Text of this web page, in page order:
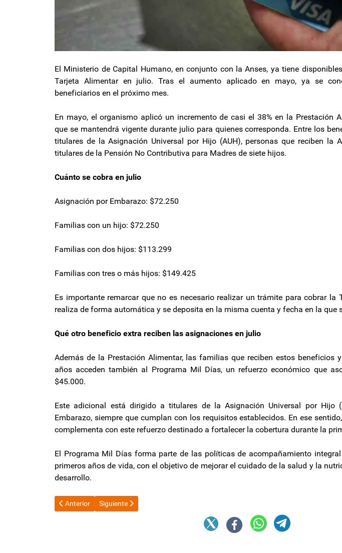
El Ministerio de Capital Humano, en conjunto con la Anses, ya tiene
Tarjeta Alimentar en julio. Tras el aumento aplicado en mayo, ya se
beneficiarios en el próximo mes.
En mayo, el organismo aplicó un incremento de casi el 38% en la Prestación
que se mantendrá vigente durante julio para quienes corresponda. Entre los
titulares de la Asignación Universal por Hijo (AUH), personas que reciben la
titulares de la Pensión No Contributiva para Madres de siete hijos.
Cuánto se cobra en julio
Asignación por Embarazo: $72.250
Familias con un hijo: $72.250
Familias con dos hijos: $113.299
Familias con tres o más hijos: $149.425
Es importante remarcar que no es necesario realizar un trámite para cobrar la
realiza de forma automática y se deposita en la misma cuenta y fecha en la que
Qué otro beneficio extra reciben las asignaciones en julio
Además de la Prestación Alimentar, las familias que reciben estos beneficios
años acceden también al Programa Mil Días, un refuerzo económico que
$45.000.
Este adicional está dirigido a titulares de la Asignación Universal por Hijo
Embarazo, siempre que cumplan con los requisitos establecidos. En ese
complementa con este refuerzo destinado a fortalecer la cobertura durante la
El Programa Mil Días forma parte de las políticas de acompañamiento
primeros años de vida, con el objetivo de mejorar el cuidado de la salud y la
desarrollo.
Artículo anterior: La Isla FM regaló la tercera camiseta de la Selección Argentina
Anterior Artículo siguiente: Shakira, rendida a los pies de Lionel Messi: “Tu entrega y
Siguiente